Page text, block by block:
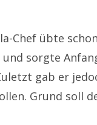
Chef übte
sorgte
gab er
Grund soll